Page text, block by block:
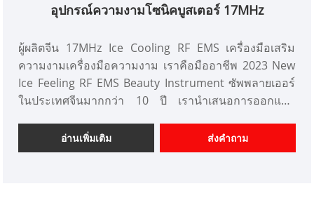
อุปกรณ์ความงามโซนิคบูสเตอร์ 17MHz
ผู้ผลิตจีน 17MHz Ice Cooling RF EMS เครื่องมือเสริม
ความงามเครื่องมือความงาม เราคือมืออาชีพ 2023 New
Ice Feeling RF EMS Beauty Instrument ซัพพลายเออร์
ในประเทศจีนมากกว่า 10 ปี เรานำเสนอการออกแบบ
เปรียบด้านราคาที่ดีและเสนอบริการออกแบบ ตลาด เรา
หวังว่าจะได้รับความร่วมมืออย่างมีความสุขกับคุณ
อ่านเพิ่มเติม ส่งคำถาม